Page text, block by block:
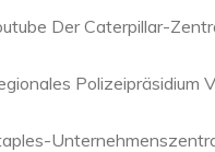
Der Caterpillar-
Polizeipräsidium